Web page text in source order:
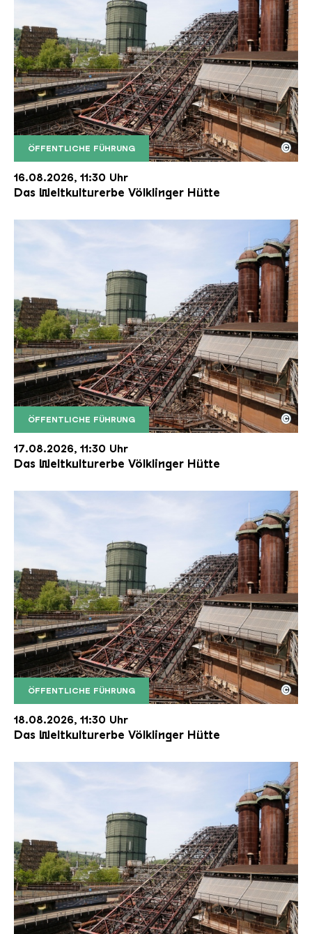
ÖFFENTLICHE FÜHRUNG
Der Erzschrägaufzug der Völklinger Hütte mit
Copyright: Weltkulturerbe Völklinger Hütte | Karl
©
16.08.2026, 11:30 Uhr
Das Weltkulturerbe Völklinger Hütte
ÖFFENTLICHE FÜHRUNG
Der Erzschrägaufzug der Völklinger Hütte mit
Copyright: Weltkulturerbe Völklinger Hütte | Karl
©
17.08.2026, 11:30 Uhr
Das Weltkulturerbe Völklinger Hütte
ÖFFENTLICHE FÜHRUNG
Der Erzschrägaufzug der Völklinger Hütte mit
Copyright: Weltkulturerbe Völklinger Hütte | Karl
©
18.08.2026, 11:30 Uhr
Das Weltkulturerbe Völklinger Hütte